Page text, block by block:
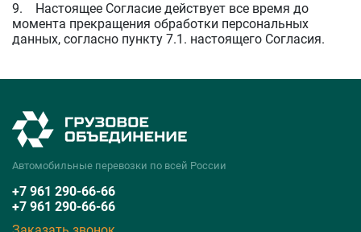
9. Настоящее Согласие действует все время до
момента прекращения обработки персональных
данных, согласно пункту 7.1. настоящего Согласия.
Автомобильные перевозки по всей России
+7 961 290‑66‑66
+7 961 290‑66‑66